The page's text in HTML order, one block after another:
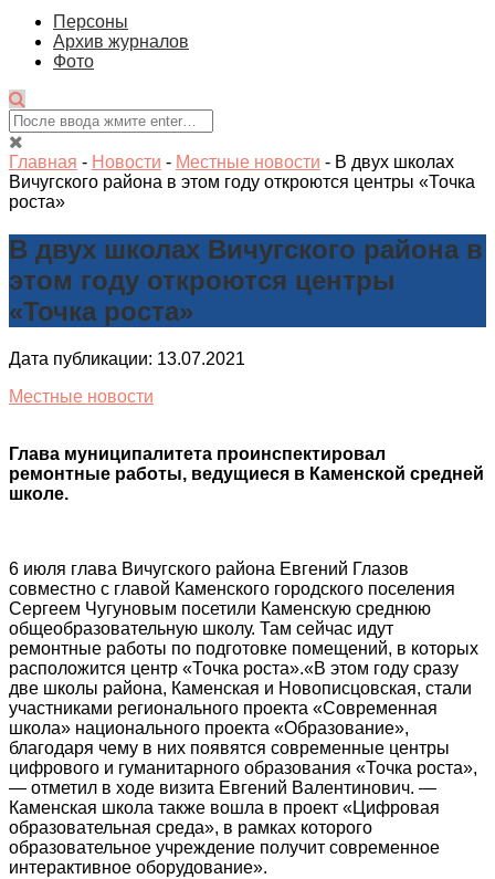
Персоны
Архив журналов
Фото
Главная - Новости - Местные новости - В двух школах
Вичугского района в этом году откроются центры «Точка
роста»
В двух школах Вичугского района в
этом году откроются центры
«Точка роста»
Дата публикации: 13.07.2021
Местные новости
Глава муниципалитета проинспектировал
ремонтные работы, ведущиеся в Каменской средней
школе.
6 июля глава Вичугского района Евгений Глазов
совместно с главой Каменского городского поселения
Сергеем Чугуновым посетили Каменскую среднюю
общеобразовательную школу. Там сейчас идут
ремонтные работы по подготовке помещений, в которых
расположится центр «Точка роста».«В этом году сразу
две школы района, Каменская и Новописцовская, стали
участниками регионального проекта «Современная
школа» национального проекта «Образование»,
благодаря чему в них появятся современные центры
цифрового и гуманитарного образования «Точка роста»,
— отметил в ходе визита Евгений Валентинович. —
Каменская школа также вошла в проект «Цифровая
образовательная среда», в рамках которого
образовательное учреждение получит современное
интерактивное оборудование».